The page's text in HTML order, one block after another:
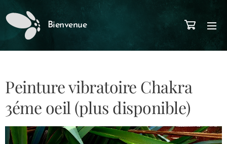
Bienvenue
Peinture vibratoire Chakra
3éme oeil (plus disponible)